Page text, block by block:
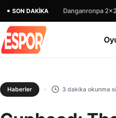
SON DAKIKA Danganronpa
Haberler 3 dakika okunma